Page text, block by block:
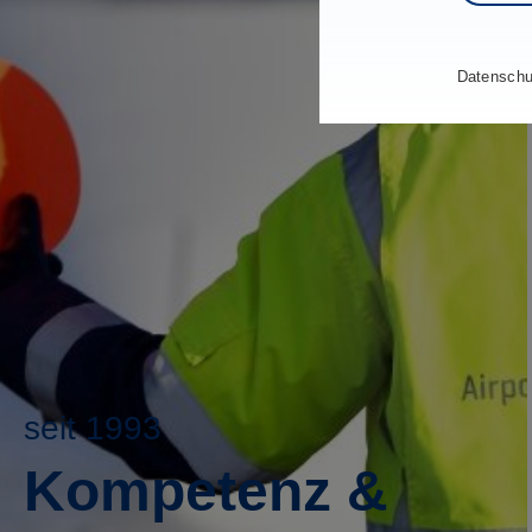
seit 1993
Kompetenz &